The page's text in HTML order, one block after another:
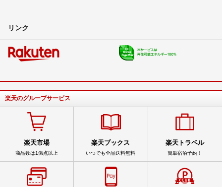
リンク
楽天のグループサービス
楽天市場
商品数は1億点以上
楽天ブックス
いつでも全品送料無料
楽天トラベル
簡単宿泊予約！